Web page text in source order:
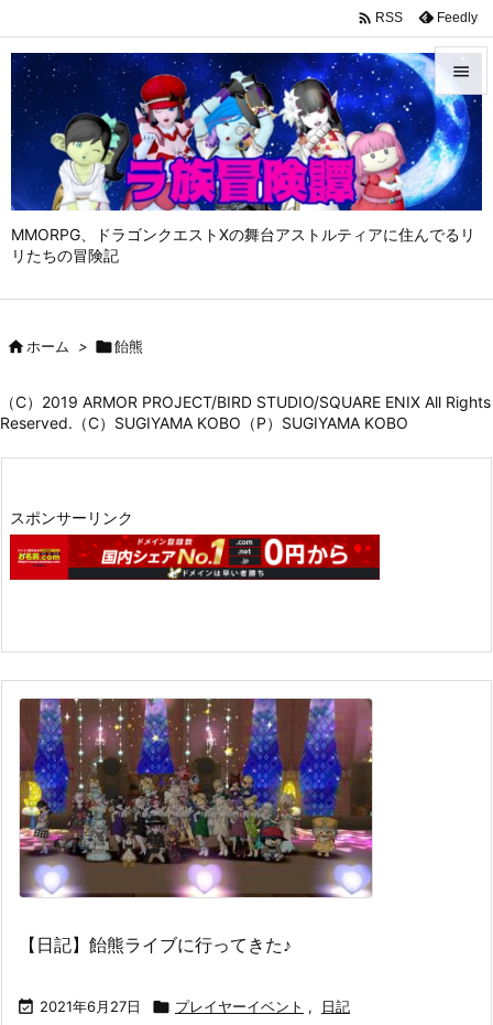
MMORPG、ドラゴンクエストⅩの舞台アストルティアに住んでるリ
リたちの冒険記


メニュ

サイド

 RSS Feedly
ホーム > 飴熊
（C）2019 ARMOR PROJECT/BIRD STUDIO/SQUARE ENIX All Rights
Reserved.（C）SUGIYAMA KOBO（P）SUGIYAMA KOBO
スポンサーリンク
【日記】飴熊ライブに行ってきた♪
 2021年6月27日  プレイヤーイベント , 日記